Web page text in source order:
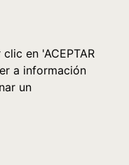
en 'ACEPTAR
a información
un